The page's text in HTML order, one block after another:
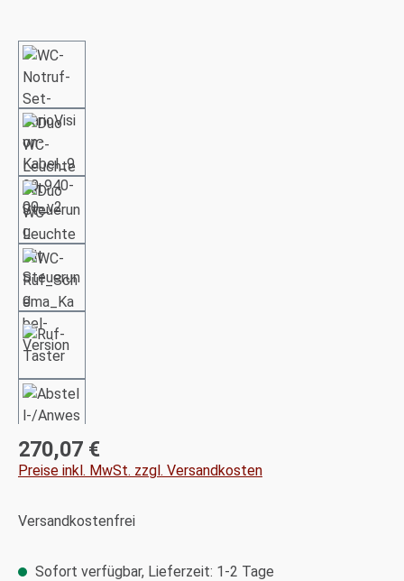
Regulärer Preis:
270,07 €
Preise inkl. MwSt. zzgl. Versandkosten
Versandkostenfrei
Sofort verfügbar, Lieferzeit: 1-2 Tage